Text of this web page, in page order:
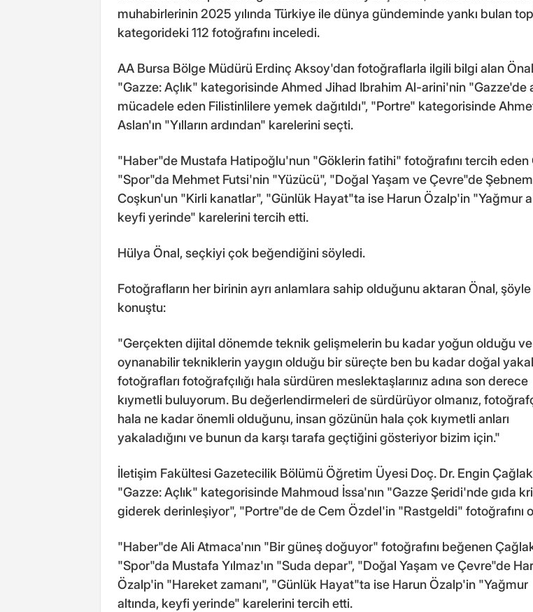
muhabirlerinin 2025 yılında Türkiye ile dünya gündeminde yankı bulan
kategorideki 112 fotoğrafını inceledi.
AA Bursa Bölge Müdürü Erdinç Aksoy'dan fotoğraflarla ilgili bilgi alan
"Gazze: Açlık" kategorisinde Ahmed Jihad Ibrahim Al-arini'nin "Gazze'de
mücadele eden Filistinlilere yemek dağıtıldı", "Portre" kategorisinde
Aslan'ın "Yılların ardından" karelerini seçti.
"Haber"de Mustafa Hatipoğlu'nun "Göklerin fatihi" fotoğrafını tercih eden
"Spor"da Mehmet Futsi'nin "Yüzücü", "Doğal Yaşam ve Çevre"de Şebnem
Coşkun'un "Kirli kanatlar", "Günlük Hayat"ta ise Harun Özalp'in "Yağmur
keyfi yerinde" karelerini tercih etti.
Hülya Önal, seçkiyi çok beğendiğini söyledi.
Fotoğrafların her birinin ayrı anlamlara sahip olduğunu aktaran Önal, şöyle
konuştu:
"Gerçekten dijital dönemde teknik gelişmelerin bu kadar yoğun olduğu ve
oynanabilir tekniklerin yaygın olduğu bir süreçte ben bu kadar doğal
fotoğrafları fotoğrafçılığı hala sürdüren meslektaşlarınız adına son derece
kıymetli buluyorum. Bu değerlendirmeleri de sürdürüyor olmanız,
hala ne kadar önemli olduğunu, insan gözünün hala çok kıymetli anları
yakaladığını ve bunun da karşı tarafa geçtiğini gösteriyor bizim için."
İletişim Fakültesi Gazetecilik Bölümü Öğretim Üyesi Doç. Dr. Engin
"Gazze: Açlık" kategorisinde Mahmoud İssa'nın "Gazze Şeridi'nde gıda
giderek derinleşiyor", "Portre"de de Cem Özdel'in "Rastgeldi" fotoğrafını
"Haber"de Ali Atmaca'nın "Bir güneş doğuyor" fotoğrafını beğenen
"Spor"da Mustafa Yılmaz'ın "Suda depar", "Doğal Yaşam ve Çevre"de
Özalp'in "Hareket zamanı", "Günlük Hayat"ta ise Harun Özalp'in "Yağmur
altında, keyfi yerinde" karelerini tercih etti.